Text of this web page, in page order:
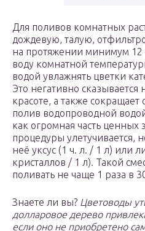
Для поливов комнатных
дождевую, талую,
на протяжении минимум 12
воду комнатной
водой увлажнять цветки
Это негативно сказывается
красоте, а также
полив водопроводной
как огромная часть ценных
процедуры улетучивается,
неё уксус (1 ч. л. / 1 л) или
кристаллов / 1 л). Такой
поливать не чаще 1 раза в
Знаете ли вы? Цветоводы
долларовое дерево
если оно не приобретено